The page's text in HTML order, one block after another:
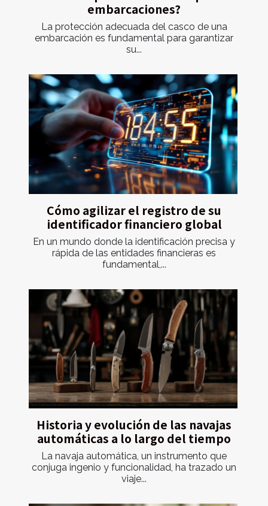
embarcaciones?
La protección adecuada del casco de una
embarcación es fundamental para garantizar
su...
Cómo agilizar el registro de su
identificador financiero global
En un mundo donde la identificación precisa y
rápida de las entidades financieras es
fundamental,...
Historia y evolución de las navajas
automáticas a lo largo del tiempo
La navaja automática, un instrumento que
conjuga ingenio y funcionalidad, ha trazado un
viaje...